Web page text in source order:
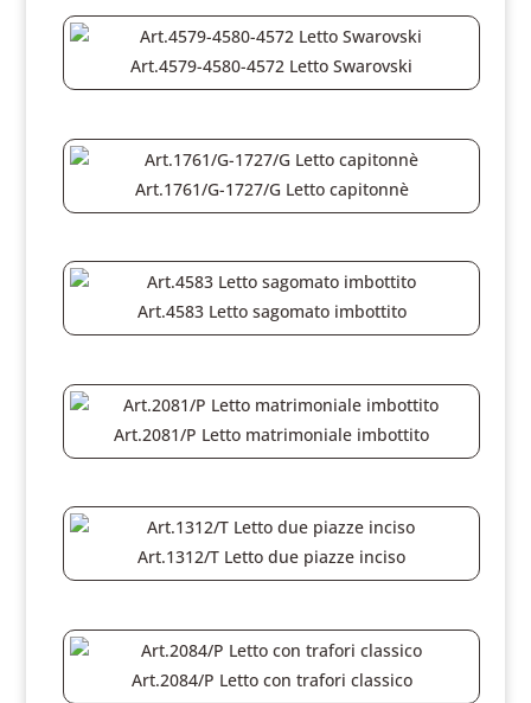
Art.4579-4580-4572 Letto Swarovski
Art.1761/G-1727/G Letto capitonnè
Art.4583 Letto sagomato imbottito
Art.2081/P Letto matrimoniale imbottito
Art.1312/T Letto due piazze inciso
Art.2084/P Letto con trafori classico